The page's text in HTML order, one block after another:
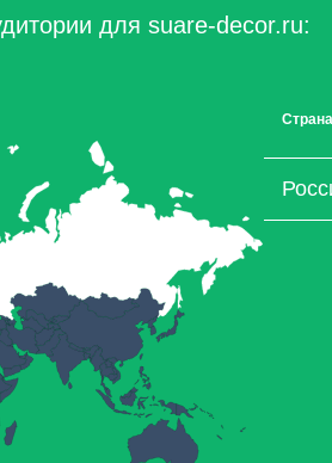
для suare-decor.ru:
Страна